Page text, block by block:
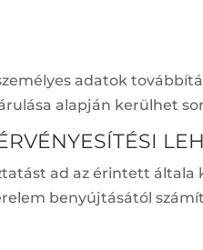
adatok
alapján kerülhet
ad az érintett általa
benyújtásától